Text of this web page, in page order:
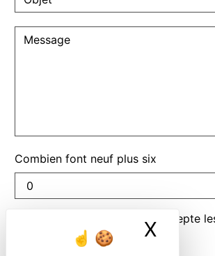
X
Combien font neuf plus six
En cochant cette case, j'accepte
particulières ci-dessous **